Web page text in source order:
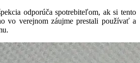
odporúča spotrebiteľom, ak si tento
vo verejnom záujme prestali používať a